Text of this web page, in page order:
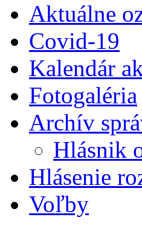
Aktuálne
Covid-19
Kalendár
Fotogaléria
Archív
Hlásnik
Hlásenie
Voľby